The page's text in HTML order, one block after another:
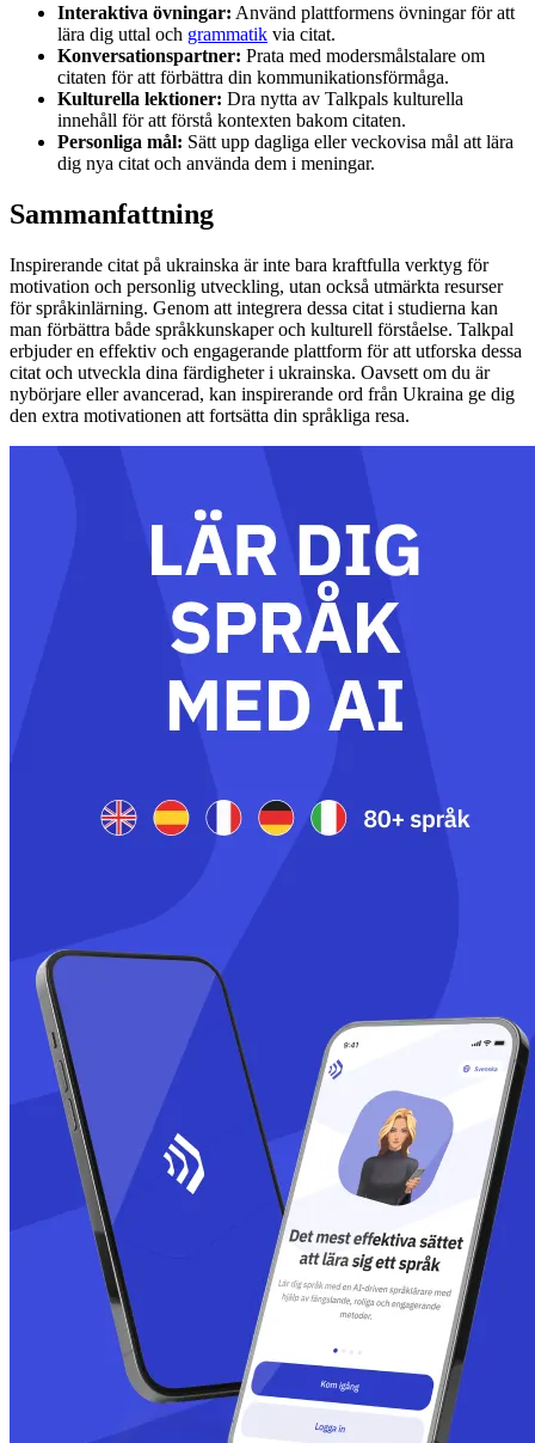
Interaktiva övningar: Använd plattformens övningar för att
lära dig uttal och grammatik via citat.
Konversationspartner: Prata med modersmålstalare om
citaten för att förbättra din kommunikationsförmåga.
Kulturella lektioner: Dra nytta av Talkpals kulturella
innehåll för att förstå kontexten bakom citaten.
Personliga mål: Sätt upp dagliga eller veckovisa mål att lära
dig nya citat och använda dem i meningar.
Sammanfattning
Inspirerande citat på ukrainska är inte bara kraftfulla verktyg för
motivation och personlig utveckling, utan också utmärkta resurser
för språkinlärning. Genom att integrera dessa citat i studierna kan
man förbättra både språkkunskaper och kulturell förståelse. Talkpal
erbjuder en effektiv och engagerande plattform för att utforska dessa
citat och utveckla dina färdigheter i ukrainska. Oavsett om du är
nybörjare eller avancerad, kan inspirerande ord från Ukraina ge dig
den extra motivationen att fortsätta din språkliga resa.